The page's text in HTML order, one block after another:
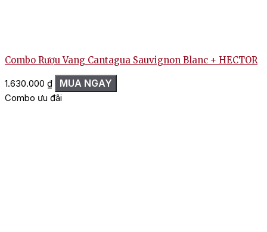
Combo Rượu Vang Cantagua Sauvignon Blanc + HECTOR
1.630.000 ₫ MUA NGAY
Combo ưu đãi